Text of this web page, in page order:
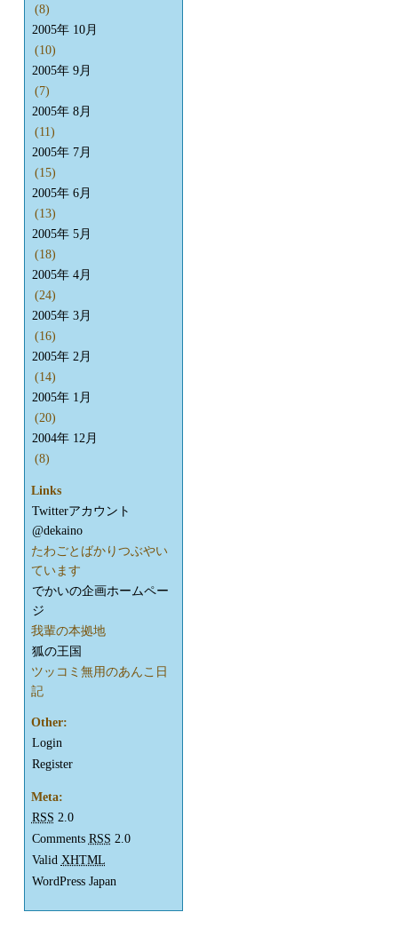
(8)
2005年 10月
(10)
2005年 9月
(7)
2005年 8月
(11)
2005年 7月
(15)
2005年 6月
(13)
2005年 5月
(18)
2005年 4月
(24)
2005年 3月
(16)
2005年 2月
(14)
2005年 1月
(20)
2004年 12月
(8)
Links
Twitterアカウント
@dekaino
たわごとばかりつぶやい
ています
でかいの企画ホームペー
ジ
我輩の本拠地
狐の王国
ツッコミ無用のあんこ日
記
Other:
Login
Register
Meta:
RSS 2.0
Comments RSS 2.0
Valid XHTML
WordPress Japan